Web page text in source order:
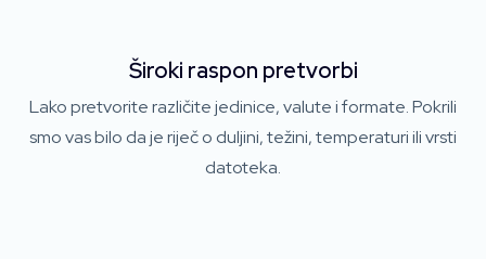
Široki raspon pretvorbi
Lako pretvorite različite jedinice, valute i formate. Pokrili
smo vas bilo da je riječ o duljini, težini, temperaturi ili vrsti
datoteka.